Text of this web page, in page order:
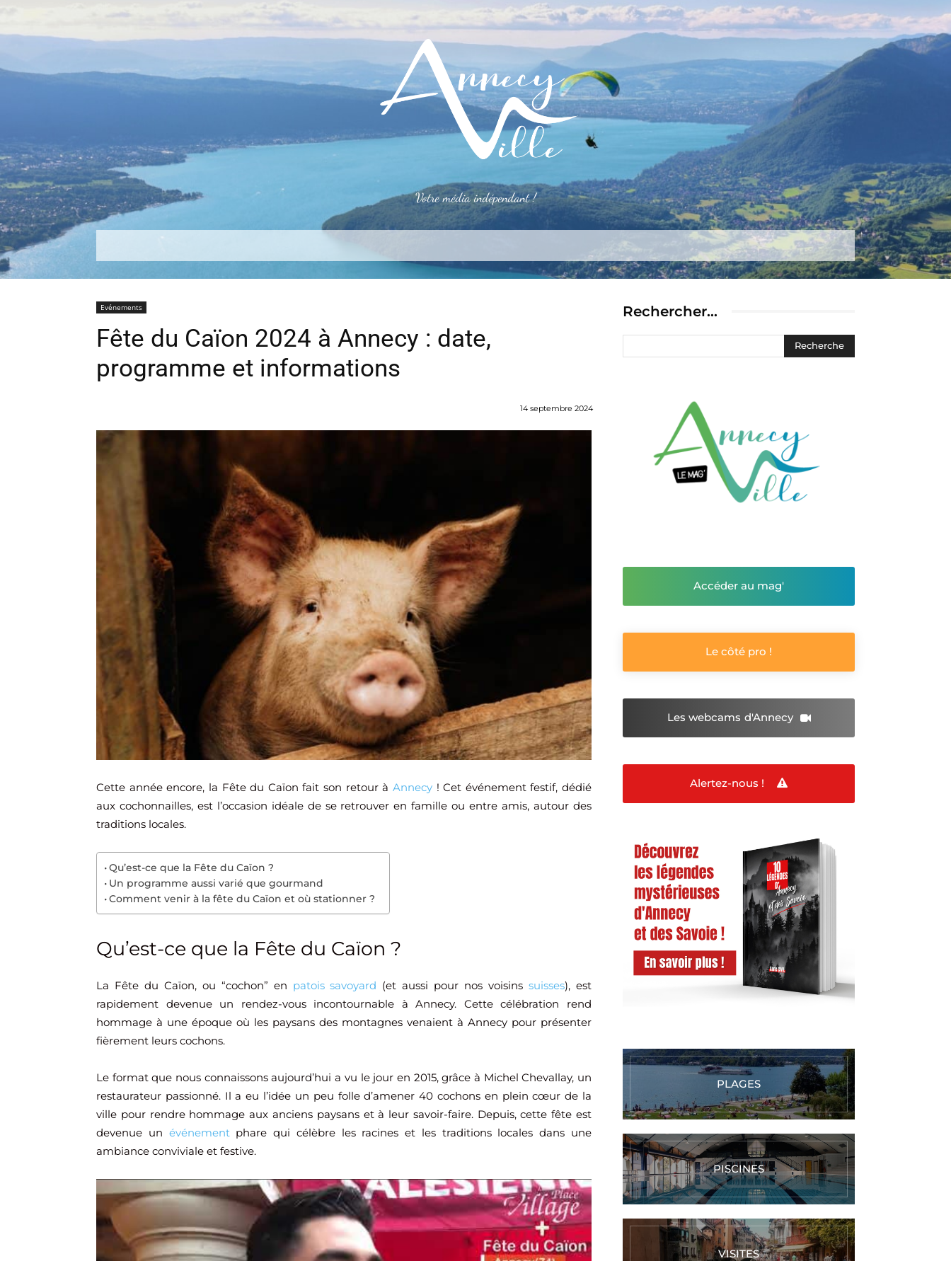
Votre média indépendant !
Alertez-nous Plus
Evénements
Fête du Caïon 2024 à Annecy : date,
programme et informations
14 septembre 2024
Cette année encore, la Fête du Caïon fait son retour à Annecy! Cet événement festif, dédié
aux cochonnailles, est l’occasion idéale de se retrouver en famille ou entre amis, autour des
traditions locales.
Qu’est-ce que la Fête du Caïon ?
Un programme aussi varié que gourmand
Comment venir à la fête du Caïon et où stationner ?
Qu’est-ce que la Fête du Caïon ?
La Fête du Caïon, ou “cochon” en patois savoyard (et aussi pour nos voisinssuisses), est
rapidement devenue un rendez-vous incontournable à Annecy. Cette célébration rend
hommage à une époque où les paysans des montagnes venaient à Annecy pour présenter
fièrement leurs cochons.
Le format que nous connaissons aujourd’hui a vu le jour en 2015, grâce à Michel Chevallay, un
restaurateur passionné. Il a eu l’idée un peu folle d’amener 40 cochons en plein cœur de la
ville pour rendre hommage aux anciens paysans et à leur savoir-faire. Depuis, cette fête est
devenue un événementphare qui célèbre les racines et les traditions locales dans une
ambiance conviviale et festive.
Rechercher…
Accéder au mag'
Le côté pro !
Les webcams d'Annecy
Alertez-nous !
PLAGES
PISCINES
VISITES